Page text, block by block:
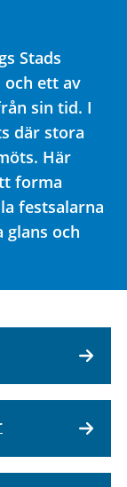
Stads
och ett av
sin tid. I
där stora
Här
forma
festsalarna
glans och